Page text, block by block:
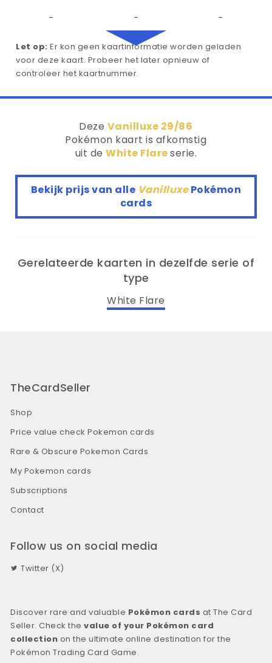
- - -
Let op: Er kon geen kaartinformatie worden geladen
voor deze kaart. Probeer het later opnieuw of
controleer het kaartnummer.
Deze Vanilluxe 29/86
Pokémon kaart is afkomstig
uit deWhite Flareserie.
Bekijk prijs van alle VanilluxePokémon
cards
Gerelateerde kaarten in dezelfde serie of
type
White Flare
TheCardSeller
Shop
Price value check Pokemon cards
Rare & Obscure Pokemon Cards
My Pokemon cards
Subscriptions
Contact
Follow us on social media
Twitter (X)
Discover rare and valuable Pokémon cards at The Card
Seller. Check thevalue of your Pokémon card
collection on the ultimate online destination for the
Pokémon Trading Card Game.